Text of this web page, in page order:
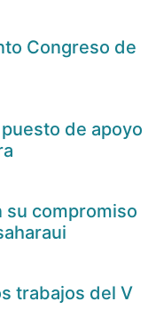
Congreso de
de apoyo
su compromiso
trabajos del V